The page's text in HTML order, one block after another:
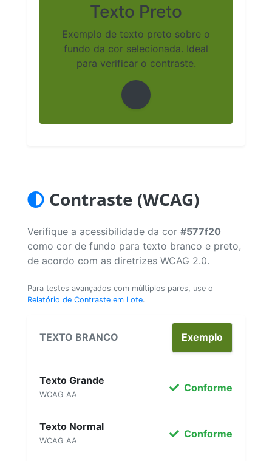
Texto Preto
Exemplo de texto preto sobre o
fundo da cor selecionada. Ideal
para verificar o contraste.
Contraste (WCAG)
Verifique a acessibilidade da cor #577f20
como cor de fundo para texto branco e preto,
de acordo com as diretrizes WCAG 2.0.
Para testes avançados com múltiplos pares, use o
Relatório de Contraste em Lote.
TEXTO BRANCO Exemplo
Texto Grande
WCAG AA
Conforme
Texto Normal
WCAG AA
Conforme